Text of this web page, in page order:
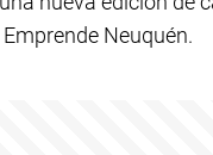
Neuquén.